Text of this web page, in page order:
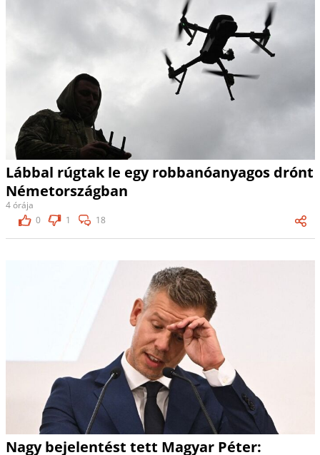
Lábbal rúgtak le egy robbanóanyagos drónt
Németországban
4 órája
0
1 18
Nagy bejelentést tett Magyar Péter: